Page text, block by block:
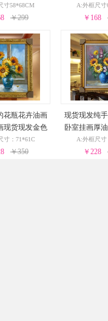
发货
寸58*68CM
￥299
之内
A:外框尺
￥168
花瓶花卉油画
现货现发金色
小时之内发货
寸：71*61C
￥350
现货现发纯
卧室挂画厚
实木外框24
A:外框尺寸
￥228